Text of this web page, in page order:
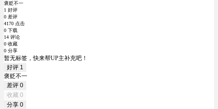
褒贬不一
1 好评
0 差评
4170 点击
0 下载
14 评论
0 收藏
0 分享
暂无标签，快来帮UP主补充吧！
好评 1
褒贬不一
差评 0
收藏 0
分享 0